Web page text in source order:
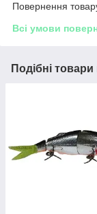
Повернення
Всі умови
Подібні товари